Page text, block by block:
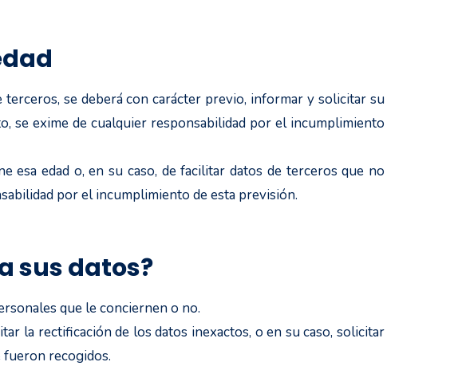
se deberá con carácter previo, informar y solicitar su
se exime de cualquier responsabilidad por el incumplimiento
esa edad o, en su caso, de facilitar datos de terceros que no
por el incumplimiento de esta previsión.
sus datos?
que le conciernen o no.
la rectificación de los datos inexactos, o en su caso, solicitar
fueron recogidos.